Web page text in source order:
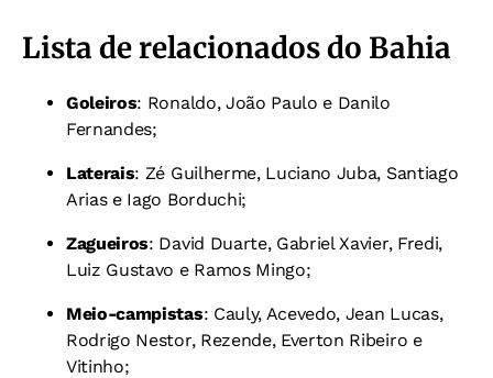
Lista de relacionados do Bahia
Goleiros: Ronaldo, João Paulo e Danilo
Fernandes;
Laterais: Zé Guilherme, Luciano Juba, Santiago
Arias e Iago Borduchi;
Zagueiros: David Duarte, Gabriel Xavier, Fredi,
Luiz Gustavo e Ramos Mingo;
Meio-campistas: Cauly, Acevedo, Jean Lucas,
Rodrigo Nestor, Rezende, Everton Ribeiro e
Vitinho;